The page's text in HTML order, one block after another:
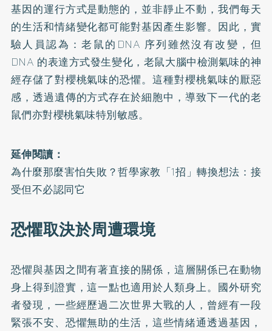
基因的運行方式是動態的，並非靜止不動，我們每天
的生活和情緒變化都可能對基因產生影響。因此，實
驗人員認為：老鼠的DNA 序列雖然沒有改變，但
DNA 的表達方式發生變化，老鼠大腦中檢測氣味的神
經存儲了對櫻桃氣味的恐懼。這種對櫻桃氣味的厭惡
感，透過遺傳的方式存在於細胞中，導致下一代的老
鼠們亦對櫻桃氣味特別敏感。
延伸閱讀：
為什麼那麼害怕失敗？哲學家教「1招」轉換想法：接
受但不必認同它
恐懼取決於周遭環境
恐懼與基因之間有著直接的關係，這層關係已在動物
身上得到證實，這一點也適用於人類身上。國外研究
者發現，一些經歷過二次世界大戰的人，曾經有一段
緊張不安、恐懼無助的生活，這些情緒通透過基因，